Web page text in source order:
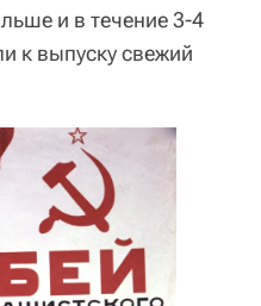
и в течение 3-4
к выпуску свежий